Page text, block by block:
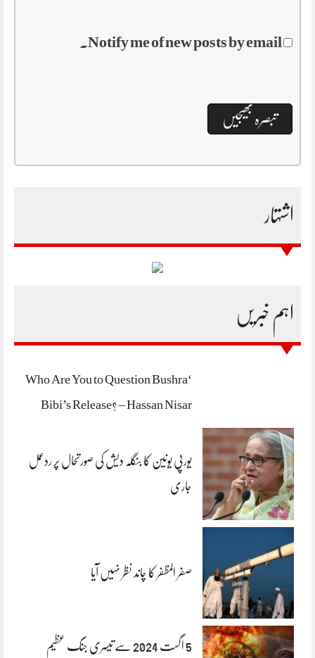
Notify me of new posts by email.
اشتہار
اہم خبریں
‘Who Are You to Question Bushra
Bibi’s Release? – Hassan Nisar
یورپی یونین کا بنگلہ دیش کی صورتحال پر ردعمل
جاری
صفر المظفر کا چاند نظر نہیں آیا
5 اگست 2024 سے تیسری جنگ عظیم